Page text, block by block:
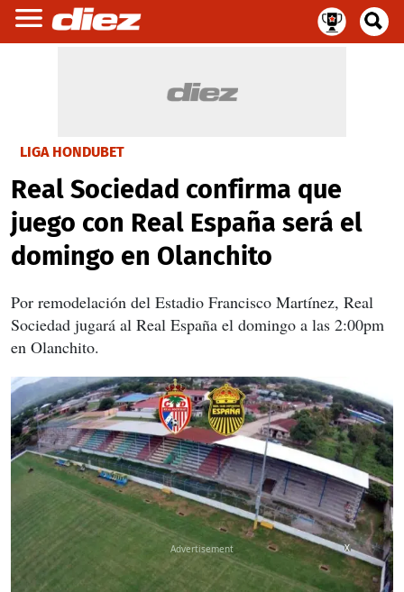
LIGA HONDUBET
Real Sociedad confirma que
juego con Real España será el
domingo en Olanchito
Por remodelación del Estadio Francisco Martínez, Real
Sociedad jugará al Real España el domingo a las 2:00pm
en Olanchito.
X